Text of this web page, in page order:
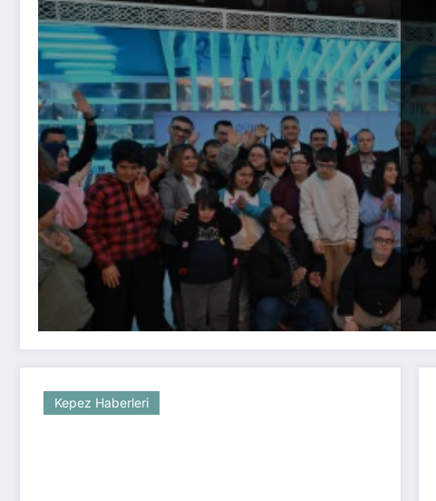
Kepez Haberleri